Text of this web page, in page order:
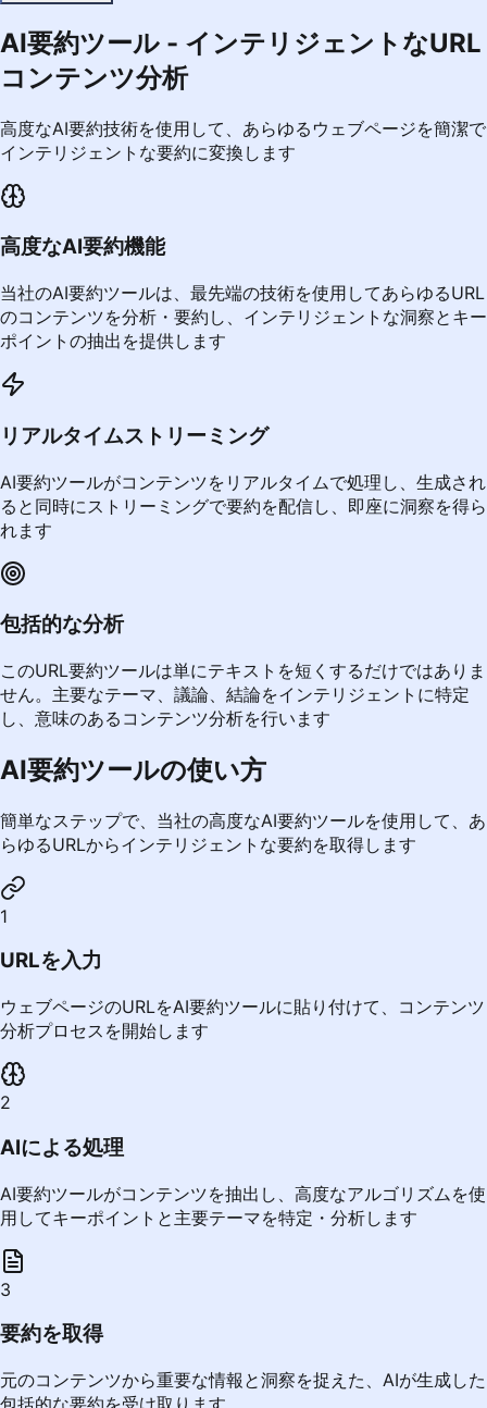
AI要約ツール - インテリジェントなURL
コンテンツ分析
高度なAI要約技術を使用して、あらゆるウェブページを簡潔で
インテリジェントな要約に変換します
高度なAI要約機能
当社のAI要約ツールは、最先端の技術を使用してあらゆるURL
のコンテンツを分析・要約し、インテリジェントな洞察とキー
ポイントの抽出を提供します
リアルタイムストリーミング
AI要約ツールがコンテンツをリアルタイムで処理し、生成され
ると同時にストリーミングで要約を配信し、即座に洞察を得ら
れます
包括的な分析
このURL要約ツールは単にテキストを短くするだけではありま
せん。主要なテーマ、議論、結論をインテリジェントに特定
し、意味のあるコンテンツ分析を行います
AI要約ツールの使い方
簡単なステップで、当社の高度なAI要約ツールを使用して、あ
らゆるURLからインテリジェントな要約を取得します
1
URLを入力
ウェブページのURLをAI要約ツールに貼り付けて、コンテンツ
分析プロセスを開始します
2
AIによる処理
AI要約ツールがコンテンツを抽出し、高度なアルゴリズムを使
用してキーポイントと主要テーマを特定・分析します
3
要約を取得
元のコンテンツから重要な情報と洞察を捉えた、AIが生成した